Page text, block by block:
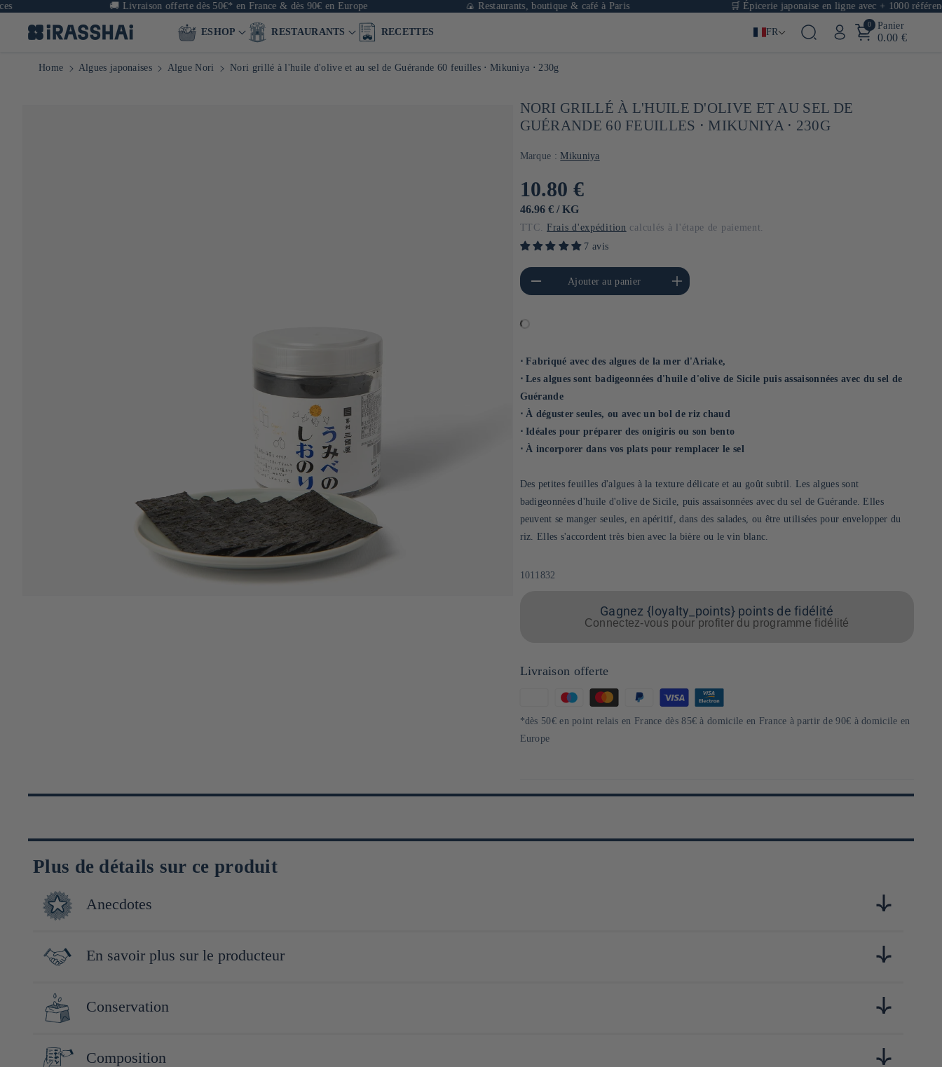
Livraison offerte dès 50€* en France & dès 90€ en Europe 🍙 Restaurants, boutique & café à Paris 🛒 Épicerie japonaise en ligne avec + 1000 références
ESHOP RESTAURANTS RECETTES FR
0 Panier
0.00 €
Home Algues japonaises Algue Nori Nori grillé à l'huile d'olive et au sel de Guérande 60 feuilles ⋅ Mikuniya ⋅ 230g
NORI GRILLÉ À L'HUILE D'OLIVE ET AU SEL DE
GUÉRANDE 60 FEUILLES ⋅ MIKUNIYA ⋅ 230G
Marque : Mikuniya
Prix
habituel
10.80 €
PRIX
46.96 € / PAR
KG
TTC. Frais d'expédition calculés à l'étape de paiement.
7 avis
Réduire la quantité de Default
Title
Ajouter au panier
Augmenter la quantité de
Default Title
⋅ Fabriqué avec des algues de la mer d'Ariake,
⋅ Les algues sont badigeonnées d'huile d'olive de Sicile puis assaisonnées avec du sel de
Guérande
⋅ À déguster seules, ou avec un bol de riz chaud
⋅ Idéales pour préparer des onigiris ou son bento
⋅ À incorporer dans vos plats pour remplacer le sel
Des petites feuilles d'algues à la texture délicate et au goût subtil. Les algues sont
badigeonnées d'huile d'olive de Sicile, puis assaisonnées avec du sel de Guérande. Elles
peuvent se manger seules, en apéritif, dans des salades, ou être utilisées pour envelopper du
riz. Elles s'accordent très bien avec la bière ou le vin blanc.
SKU:
1011832
Gagnez {loyalty_points} points de fidélité
Connectez-vous pour profiter du programme fidélité
Livraison offerte
de
paiement
*dès 50€ en point relais en France dès 85€ à domicile en France à partir de 90€ à domicile en
Europe
Plus de détails sur ce produit
Anecdotes
Ces algues ont été crée en hommages aux pêcheur d'Ariake qui avaient pour habitude de badigeonner leurs algues d'huile et de sel de mer.
En savoir plus sur le producteur
Fondée en 1918, Mikuniya est spécialisée dans la production de nori. L'entreprise perpétue un savoir-faire transmis depuis l'ère Edo, pour proposer des produits de grande qualité.
Conservation
Conserver à l'abri de la lumière, de la chaleur et de l'humidité.
Composition